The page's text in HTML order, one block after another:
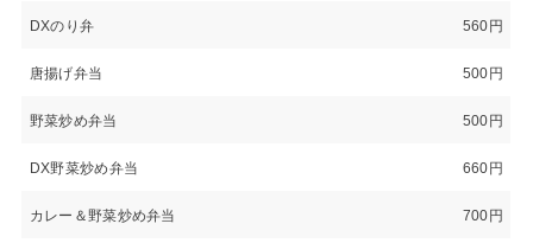
DXのり弁 560円
唐揚げ弁当 500円
野菜炒め弁当 500円
DX野菜炒め弁当 660円
カレー＆野菜炒め弁当 700円